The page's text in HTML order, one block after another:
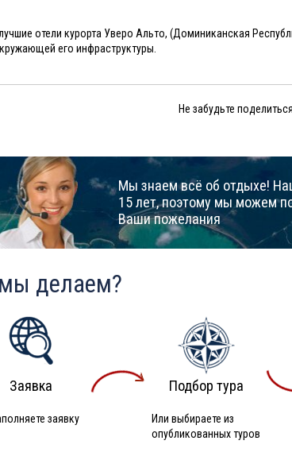
отели курорта Уверо Альто, (Доминиканская
его инфраструктуры.
Не забудьте
Мы знаем всё об отдыхе!
15 лет, поэтому мы можем
Ваши пожелания
делаем?
Заявка
заявку
Подбор тура
Или выбираете из
опубликованных туров